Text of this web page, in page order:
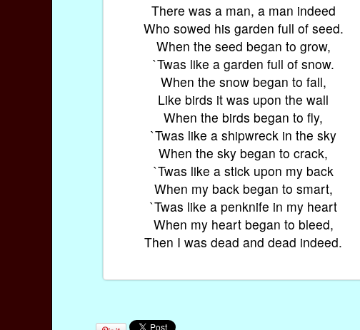
There was a man, a man indeed
Who sowed his garden full of seed.
When the seed began to grow,
`Twas like a garden full of snow.
When the snow began to fall,
Like birds it was upon the wall
When the birds began to fly,
`Twas like a shipwreck in the sky
When the sky began to crack,
`Twas like a stick upon my back
When my back began to smart,
`Twas like a penknife in my heart
When my heart began to bleed,
Then I was dead and dead indeed.